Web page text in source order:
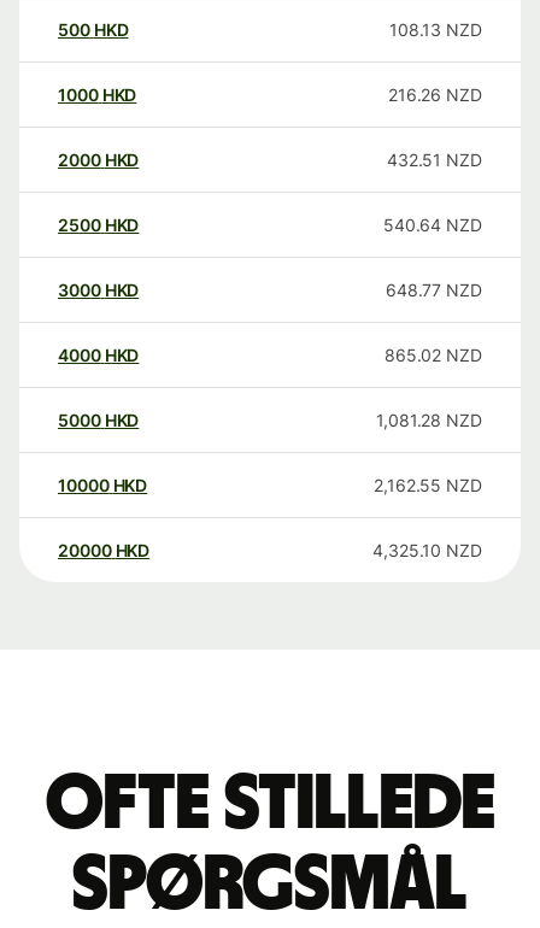
500 HKD 108.13 NZD
1000 HKD 216.26 NZD
2000 HKD 432.51 NZD
2500 HKD 540.64 NZD
3000 HKD 648.77 NZD
4000 HKD 865.02 NZD
5000 HKD 1,081.28 NZD
10000 HKD 2,162.55 NZD
20000 HKD 4,325.10 NZD
Ofte stillede
spørgsmål